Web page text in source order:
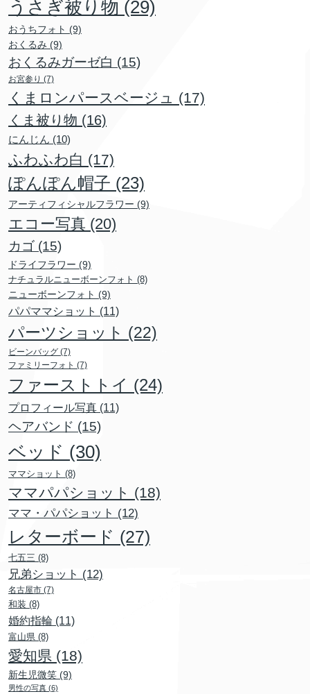
うさぎ被り物 (29)
おうちフォト (9)
おくるみ (9)
おくるみガーゼ白 (15)
お宮参り (7)
くまロンパースベージュ (17)
くま被り物 (16)
にんじん (10)
ふわふわ白 (17)
ぽんぽん帽子 (23)
アーティフィシャルフラワー (9)
エコー写真 (20)
カゴ (15)
ドライフラワー (9)
ナチュラルニューボーンフォト (8)
ニューボーンフォト (9)
パパママショット (11)
パーツショット (22)
ビーンバッグ (7)
ファミリーフォト (7)
ファーストトイ (24)
プロフィール写真 (11)
ヘアバンド (15)
ベッド (30)
ママショット (8)
ママパパショット (18)
ママ・パパショット (12)
レターボード (27)
七五三 (8)
兄弟ショット (12)
名古屋市 (7)
和装 (8)
婚約指輪 (11)
富山県 (8)
愛知県 (18)
新生児微笑 (9)
男性の写真 (6)